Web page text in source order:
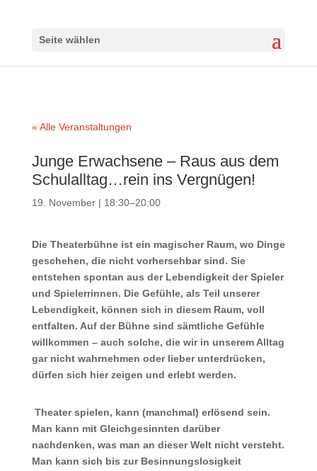
Seite wählen
« Alle Veranstaltungen
Junge Erwachsene – Raus aus dem
Schulalltag…rein ins Vergnügen!
19. November | 18:30–20:00
Die Theaterbühne ist ein magischer Raum, wo Dinge
geschehen, die nicht vorhersehbar sind. Sie
entstehen spontan aus der Lebendigkeit der Spieler
und Spielerrinnen. Die Gefühle, als Teil unserer
Lebendigkeit, können sich in diesem Raum, voll
entfalten. Auf der Bühne sind sämtliche Gefühle
willkommen – auch solche, die wir in unserem Alltag
gar nicht wahrnehmen oder lieber unterdrücken,
dürfen sich hier zeigen und erlebt werden.
Theater spielen, kann (manchmal) erlösend sein.
Man kann mit Gleichgesinnten darüber
nachdenken, was man an dieser Welt nicht versteht.
Man kann sich bis zur Besinnungslosigkeit